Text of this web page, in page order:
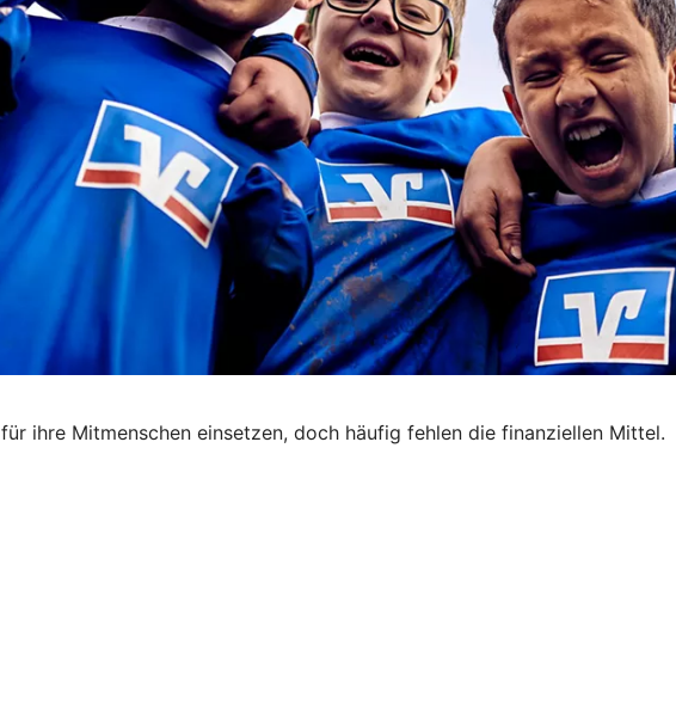
ihre Mitmenschen einsetzen, doch häufig fehlen die finanziellen Mittel.